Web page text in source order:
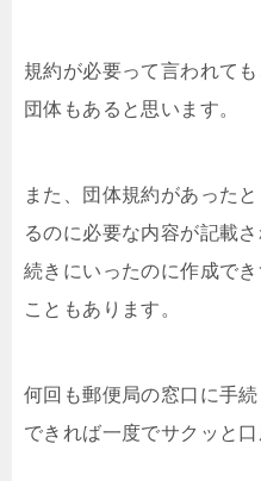
規約が必要って言われて
団体もあると思います。
また、団体規約があった
るのに必要な内容が記載
続きにいったのに作成で
こともあります。
何回も郵便局の窓口に手
できれば一度でサクッと